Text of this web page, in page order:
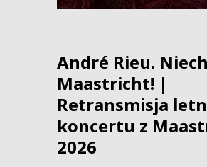
André Rieu.
Maastricht! |
Retransmisja
koncertu z
2026